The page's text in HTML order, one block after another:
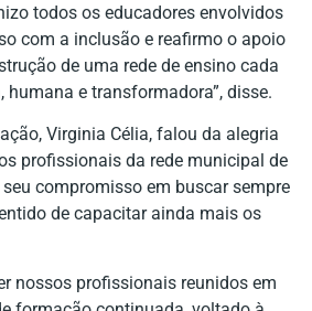
todos os educadores envolvidos
com a inclusão e reafirmo o apoio
de uma rede de ensino cada
humana e transformadora”, disse.
Virginia Célia, falou da alegria
profissionais da rede municipal de
compromisso em buscar sempre
de capacitar ainda mais os
nossos profissionais reunidos em